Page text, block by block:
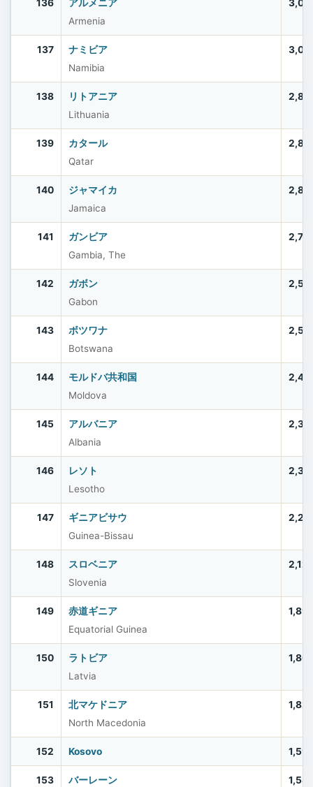
136
アルメニア
Armenia
137
ナミビア
Namibia
138
リトアニア
Lithuania
139
カタール
Qatar
140
ジャマイカ
Jamaica
141
ガンビア
Gambia, The
142
ガボン
Gabon
143
ボツワナ
Botswana
144
モルドバ共和国
Moldova
145
アルバニア
Albania
146
レソト
Lesotho
147
ギニアビサウ
Guinea-Bissau
148
スロベニア
Slovenia
149
赤道ギニア
Equatorial Guinea
150
ラトビア
Latvia
151
北マケドニア
North Macedonia
152 Kosovo
153
バーレーン